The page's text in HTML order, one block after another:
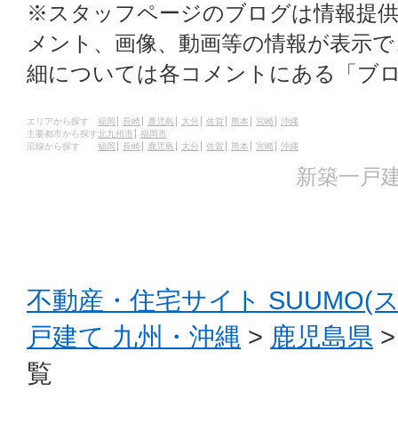
※スタッフページのブログは情報提
メント、画像、動画等の情報が表示
細については各コメントにある「ブ
エリアから探す 福岡 長崎 鹿児島 大分 佐賀 熊本 宮崎
沖縄
主要都市から探す北九州市
福岡市
沿線から探す
福岡 長崎 鹿児島 大分 佐賀 熊本 宮崎 沖縄
新築一戸
不動産・住宅サイト SUUMO(
戸建て 九州・沖縄 > 鹿児島県
覧